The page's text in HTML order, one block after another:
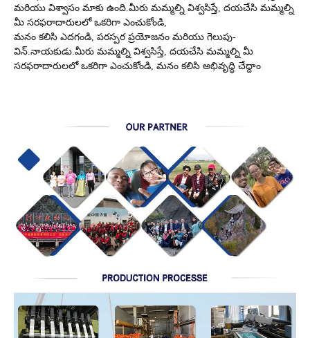
మరియు విశ్వాసం మాకు ఉంది.మీరు మమ్మల్ని విశ్వసిస్తే, దయచేసి మమ్మల్ని
మీ సరఫరాదారులలో ఒకరిగా ఎంచుకోండి,
మనం కలిసి ఎదగండి, పరస్పర ప్రయోజనం మరియు గెలుపు-
విన్.నాయకుడు.మీరు మమ్మల్ని విశ్వసిస్తే, దయచేసి మమ్మల్ని మీ
సరఫరాదారులలో ఒకరిగా ఎంచుకోండి, మనం కలిసి అభివృద్ధి చేద్దాం